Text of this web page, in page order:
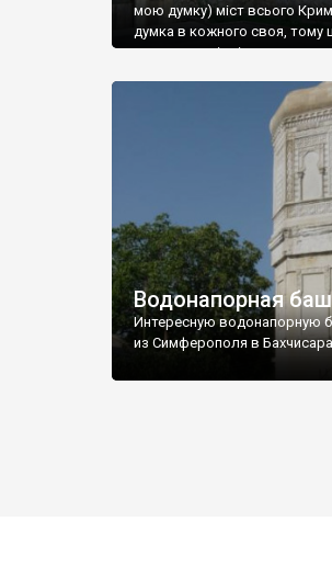
мою думку) міст всього
думка в кожного своя, тому
запрошую відвідати це
Водонапорная
Интересную водонапорную
из Симферополя в